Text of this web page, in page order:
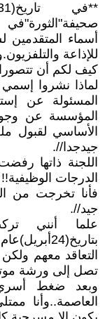
أسماء
للإذاعة
كيف لكم أن
لماذا نشروا
المسئولة عن
المؤسسة عن
الأساسي لقبول
جيدجدا//.
اللجنة ذاتها
الدرجات الوظيفية!!
جيد//.
علما أنني
التعاقد معهم
تصل إلى ورشة
وبعد ضغط أسري
العاصمة..وأنا